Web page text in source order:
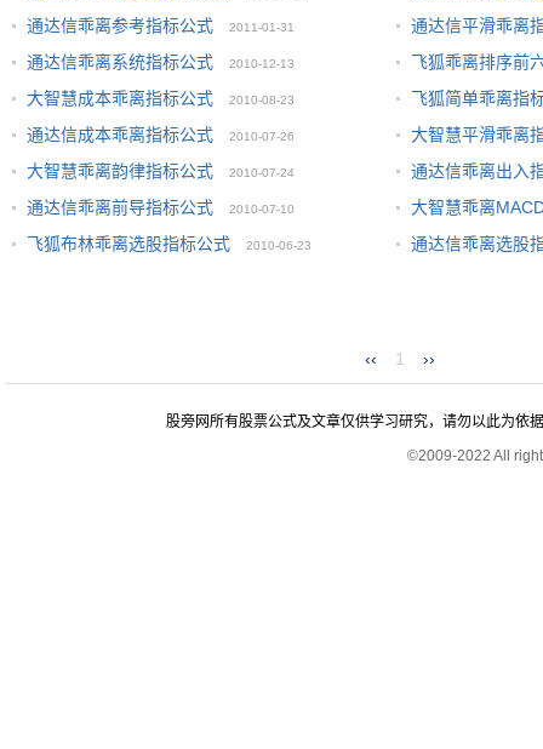
通达信乖离参考指标公式
2011-01-31
通达信平滑乖离
通达信乖离系统指标公式
2010-12-13
飞狐乖离排序前
大智慧成本乖离指标公式
2010-08-23
飞狐简单乖离指
通达信成本乖离指标公式
2010-07-26
大智慧平滑乖离
大智慧乖离韵律指标公式
2010-07-24
通达信乖离出入
通达信乖离前导指标公式
2010-07-10
大智慧乖离
飞狐布林乖离选股指标公式
2010-06-23 通达信乖离选股
‹‹ 1 ››
股旁网所有股票公式及文章仅供学习研究，请勿以此为依
©2009-2022 All